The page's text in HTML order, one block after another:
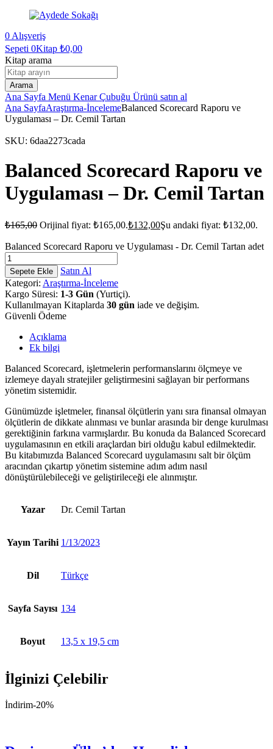
0 Alışveriş
Sepeti 0Kitap ₺0,00
Kitap arama
Arama
Ana Sayfa Menü Kenar Çubuğu Ürünü satın al
Ana SayfaAraştırma-İncelemeBalanced Scorecard Raporu ve
Uygulaması – Dr. Cemil Tartan
SKU: 6daa2273cada
Balanced Scorecard Raporu ve
Uygulaması – Dr. Cemil Tartan
₺165,00 Orijinal fiyat: ₺165,00.₺132,00Şu andaki fiyat: ₺132,00.
Balanced Scorecard Raporu ve Uygulaması - Dr. Cemil Tartan adet
Sepete Ekle
Satın Al
Kategori: Araştırma-İnceleme
Kargo Süresi: 1-3 Gün (Yurtiçi).
Kullanılmayan Kitaplarda 30 gün iade ve değişim.
Güvenli Ödeme
Açıklama
Ek bilgi
Balanced Scorecard, işletmelerin performanslarını ölçmeye ve
izlemeye dayalı stratejiler geliştirmesini sağlayan bir performans
yönetim sistemidir.
Günümüzde işletmeler, finansal ölçütlerin yanı sıra finansal olmayan
ölçütlerin de dikkate alınması ve bunlar arasında bir denge kurulması
gerektiğinin farkına varmışlardır. Bu konuda da Balanced Scorecard
uygulamasının en etkili araçlardan biri olduğu kabul edilmektedir.
Bu kitabımızda Balanced Scorecard uygulamasını salt bir ölçüm
aracından çıkartıp yönetim sistemine adım adım nasıl
dönüştürülebileceği ve geliştirileceği ele alınmıştır.
Yazar Dr. Cemil Tartan
Yayın Tarihi 1/13/2023
Dil Türkçe
Sayfa Sayısı 134
Boyut 13,5 x 19,5 cm
İlginizi Çelebilir
İndirim-20%